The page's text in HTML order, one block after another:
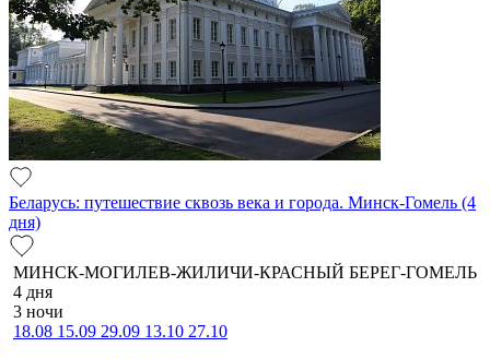
Беларусь: путешествие сквозь века и города. Минск-Гомель (4
дня)
МИНСК-МОГИЛЕВ-ЖИЛИЧИ-КРАСНЫЙ БЕРЕГ-ГОМЕЛЬ
4 дня
3 ночи
18.08 15.09 29.09 13.10 27.10